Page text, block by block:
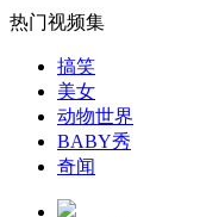
女孩北京地铁殴
无痛分娩是否安
热门视频集
搞笑
美女
动物世界
BABY秀
奇闻